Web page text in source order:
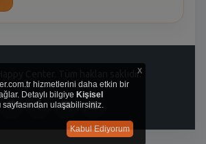
Center. Tüm hakları saklıdır.
x
hizmetlerini daha etkin bir
Detaylı bilgiye Kişisel
sayfasından ulaşabilirsiniz.
Kabul Ediyorum